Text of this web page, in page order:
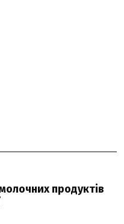
продуктів